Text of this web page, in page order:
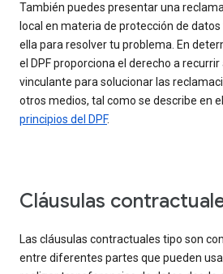
También puedes presentar una
local en materia de protección de
ella para resolver tu problema. En
el DPF proporciona el derecho a
vinculante para solucionar las
otros medios, tal como se describe en el
principios del DPF.
Cláusulas
Las cláusulas contractuales tipo son
entre diferentes partes que pueden